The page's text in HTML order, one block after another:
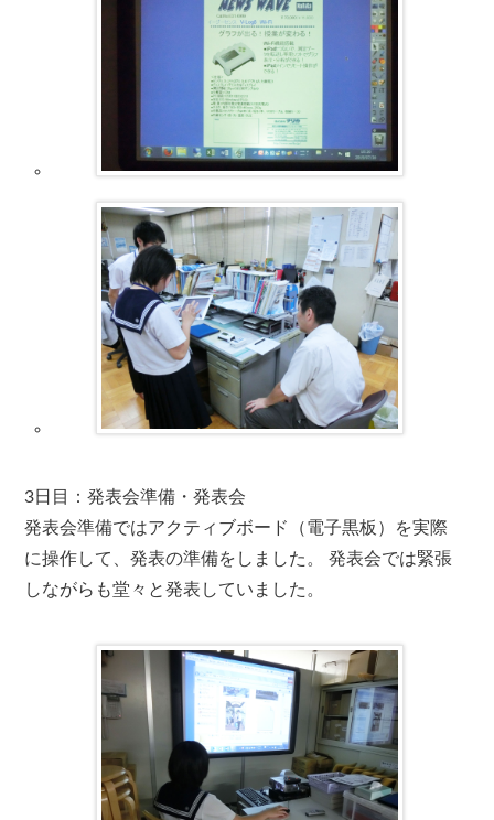
3日目：発表会準備・発表会
発表会準備ではアクティブボード（電子黒板）を実際
に操作して、発表の準備をしました。 発表会では緊張
しながらも堂々と発表していました。